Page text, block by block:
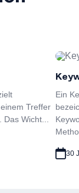
Treffer
Wicht...
Ein
30